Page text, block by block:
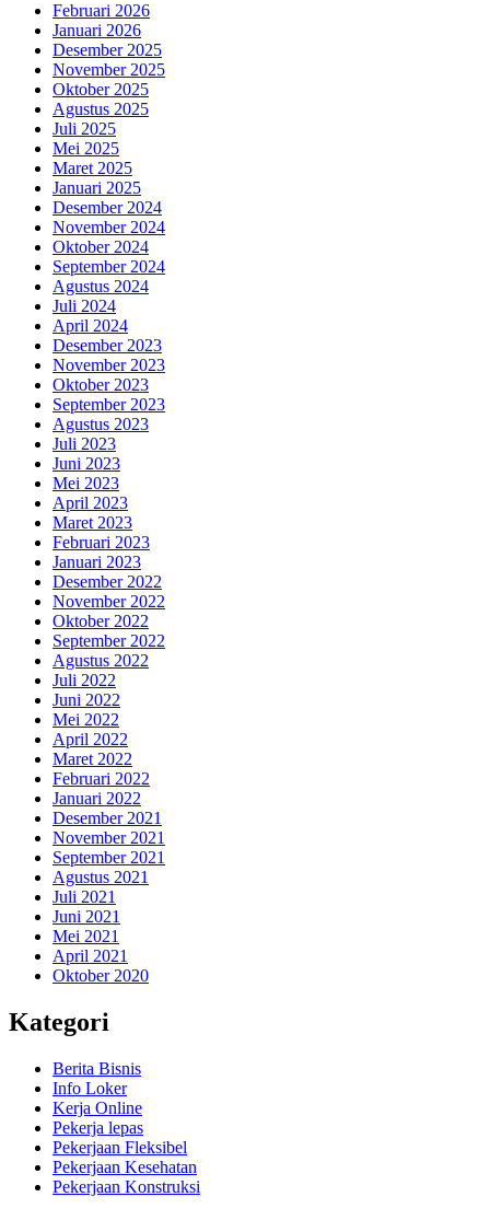
Februari 2026
Januari 2026
Desember 2025
November 2025
Oktober 2025
Agustus 2025
Juli 2025
Mei 2025
Maret 2025
Januari 2025
Desember 2024
November 2024
Oktober 2024
September 2024
Agustus 2024
Juli 2024
April 2024
Desember 2023
November 2023
Oktober 2023
September 2023
Agustus 2023
Juli 2023
Juni 2023
Mei 2023
April 2023
Maret 2023
Februari 2023
Januari 2023
Desember 2022
November 2022
Oktober 2022
September 2022
Agustus 2022
Juli 2022
Juni 2022
Mei 2022
April 2022
Maret 2022
Februari 2022
Januari 2022
Desember 2021
November 2021
September 2021
Agustus 2021
Juli 2021
Juni 2021
Mei 2021
April 2021
Oktober 2020
Kategori
Berita Bisnis
Info Loker
Kerja Online
Pekerja lepas
Pekerjaan Fleksibel
Pekerjaan Kesehatan
Pekerjaan Konstruksi